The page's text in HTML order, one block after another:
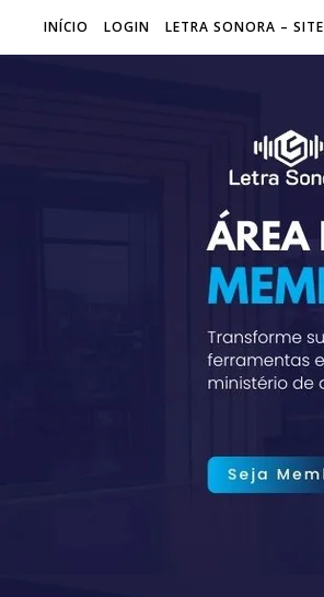
INÍCIO LOGIN LETRA SONORA – SITE